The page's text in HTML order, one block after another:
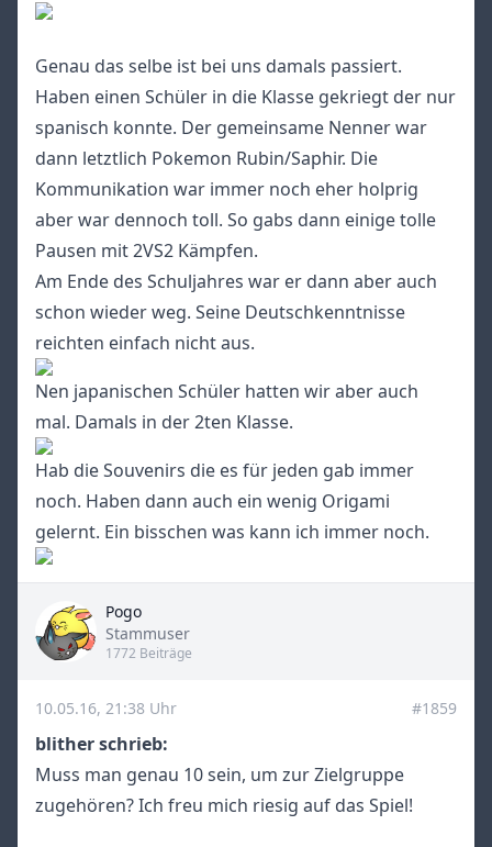
Genau das selbe ist bei uns damals passiert.
Haben einen Schüler in die Klasse gekriegt der nur
spanisch konnte. Der gemeinsame Nenner war
dann letztlich Pokemon Rubin/Saphir. Die
Kommunikation war immer noch eher holprig
aber war dennoch toll. So gabs dann einige tolle
Pausen mit 2VS2 Kämpfen.
Am Ende des Schuljahres war er dann aber auch
schon wieder weg. Seine Deutschkenntnisse
reichten einfach nicht aus.
Nen japanischen Schüler hatten wir aber auch
mal. Damals in der 2ten Klasse.
Hab die Souvenirs die es für jeden gab immer
noch. Haben dann auch ein wenig Origami
gelernt. Ein bisschen was kann ich immer noch.
Pogo
Title
Stammuser
1772 Beiträge
10.05.16, 21:38 Uhr #1859
blither schrieb:
Muss man genau 10 sein, um zur Zielgruppe
zugehören? Ich freu mich riesig auf das Spiel!